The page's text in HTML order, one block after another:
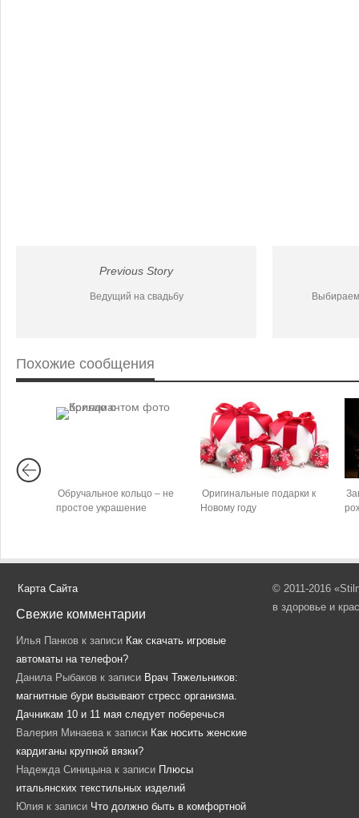
Previous Story
Ведущий на свадьбу Выбираем
Похожие сообщения
Обручальное кольцо – не
простое украшение
Оригинальные подарки к
Новому году
Карта Сайта
Свежие комментарии
Илья Панков к записи Как скачать игровые
автоматы на телефон?
Данила Рыбаков к записи Врач Тяжельников:
магнитные бури вызывают стресс организма.
Дачникам 10 и 11 мая следует поберечься
Валерия Минаева к записи Как носить женские
кардиганы крупной вязки?
Надежда Синицына к записи Плюсы
итальянских текстильных изделий
Юлия к записи Что должно быть в комфортной
© 2011-2016
в здоровье и